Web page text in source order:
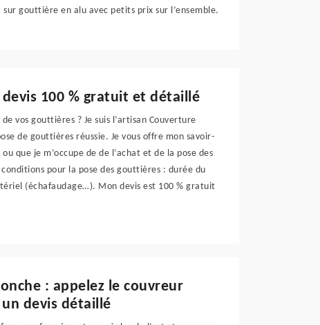
sur gouttière en alu avec petits prix sur l’ensemble.
100 % gratuit et détaillé
vos gouttières ? Je suis l’artisan Couverture
de gouttières réussie. Je vous offre mon savoir-
que je m’occupe de de l’achat et de la pose des
pour la pose des gouttières : durée du
(échafaudage…). Mon devis est 100 % gratuit
: appelez le couvreur
devis détaillé